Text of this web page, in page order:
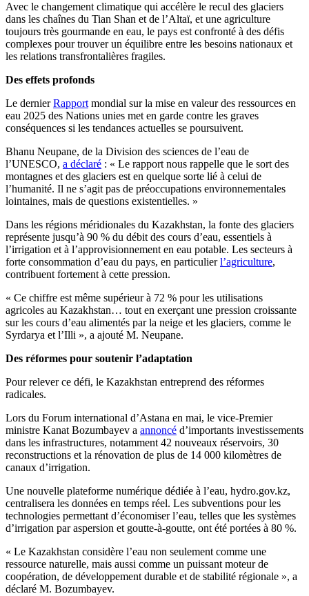
Avec le changement climatique qui accélère le recul des glaciers
dans les chaînes du Tian Shan et de l’Altaï, et une agriculture
toujours très gourmande en eau, le pays est confronté à des défis
complexes pour trouver un équilibre entre les besoins nationaux et
les relations transfrontalières fragiles.
Des effets profonds
Le dernierRapport mondial sur la mise en valeur des ressources en
eau 2025 des Nations unies met en garde contre les graves
conséquences si les tendances actuelles se poursuivent.
Bhanu Neupane, de la Division des sciences de l’eau de
l’UNESCO, a déclaré : « Le rapport nous rappelle que le sort des
montagnes et des glaciers est en quelque sorte lié à celui de
l’humanité. Il ne s’agit pas de préoccupations environnementales
lointaines, mais de questions existentielles. »
Dans les régions méridionales du Kazakhstan, la fonte des glaciers
représente jusqu’à 90 % du débit des cours d’eau, essentiels à
l’irrigation et à l’approvisionnement en eau potable. Les secteurs à
forte consommation d’eau du pays, en particulierl’agriculture,
contribuent fortement à cette pression.
« Ce chiffre est même supérieur à 72 % pour les utilisations
agricoles au Kazakhstan… tout en exerçant une pression croissante
sur les cours d’eau alimentés par la neige et les glaciers, comme le
Syrdarya et l’Illi », a ajouté M. Neupane.
Des réformes pour soutenir l’adaptation
Pour relever ce défi, le Kazakhstan entreprend des réformes
radicales.
Lors du Forum international d’Astana en mai, le vice-Premier
ministre Kanat Bozumbayev a annoncé d’importants investissements
dans les infrastructures, notamment 42 nouveaux réservoirs, 30
reconstructions et la rénovation de plus de 14 000 kilomètres de
canaux d’irrigation.
Une nouvelle plateforme numérique dédiée à l’eau, hydro.gov.kz,
centralisera les données en temps réel. Les subventions pour les
technologies permettant d’économiser l’eau, telles que les systèmes
d’irrigation par aspersion et goutte-à-goutte, ont été portées à 80 %.
« Le Kazakhstan considère l’eau non seulement comme une
ressource naturelle, mais aussi comme un puissant moteur de
coopération, de développement durable et de stabilité régionale », a
déclaré M. Bozumbayev.